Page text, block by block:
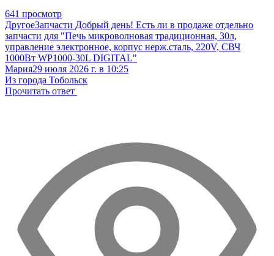
641 просмотр
ДругоеЗапчасти Добрый день! Есть ли в продаже отдельно
запчасти для "Печь микроволновая традиционная, 30л,
управление электронное, корпус нерж.сталь, 220V, СВЧ
1000Вт WP1000-30L DIGITAL"
Мария29 июля 2026 г. в 10:25
Из города Тобольск
Прочитать ответ